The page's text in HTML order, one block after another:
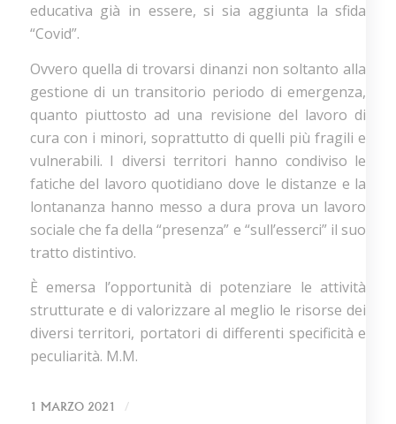
educativa già in essere, si sia aggiunta la sfida
“Covid”.
Ovvero quella di trovarsi dinanzi non soltanto alla
gestione di un transitorio periodo di emergenza,
quanto piuttosto ad una revisione del lavoro di
cura con i minori, soprattutto di quelli più fragili e
vulnerabili. I diversi territori hanno condiviso le
fatiche del lavoro quotidiano dove le distanze e la
lontananza hanno messo a dura prova un lavoro
sociale che fa della “presenza” e “sull’esserci” il suo
tratto distintivo.
È emersa l’opportunità di potenziare le attività
strutturate e di valorizzare al meglio le risorse dei
diversi territori, portatori di differenti specificità e
peculiarità. M.M.
1 MARZO 2021 /